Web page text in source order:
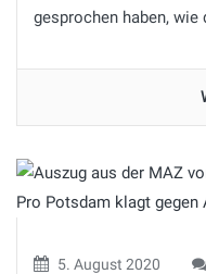
gesprochen haben,
5. August 2020